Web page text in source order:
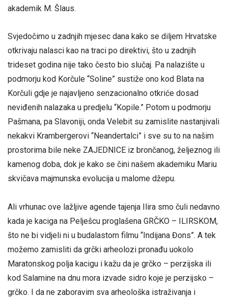
akademik M. Šlaus.
Svjedočimo u zadnjih mjesec dana kako se diljem Hrvatske
otkrivaju nalasci kao na traci po direktivi, što u zadnjih
trideset godina nije tako često bio slučaj. Pa nalazište u
podmorju kod Korčule “Soline” sustiže ono kod Blata na
Korčuli gdje je najavljeno senzacionalno otkriće dosad
neviđenih nalazaka u predjelu “Kopile.” Potom u podmorju
Pašmana, pa Slavoniji, onda Velebit su zamislite nastanjivali
nekakvi Krambergerovi “Neandertalci” i sve su to na našim
prostorima bile neke ZAJEDNICE iz brončanog, željeznog ili
kamenog doba, dok je kako se čini našem akademiku Mariu
skvičava majmunska evolucija u malome džepu.
Ali vrhunac ove lažljive agende tajenja Ilira smo čuli nedavno
kada je kaciga na Pelješcu proglašena GRČKO – ILIRSKOM,
što ne bi vidjeli ni u budalastom filmu “Indijana Đons”. A tek
možemo zamisliti da grčki arheolozi pronađu uokolo
Maratonskog polja kacigu i kažu da je grčko – perzijska ili
kod Salamine na dnu mora izvade sidro koje je perzijsko –
grčko. I da ne zaboravim sva arheološka istraživanja i